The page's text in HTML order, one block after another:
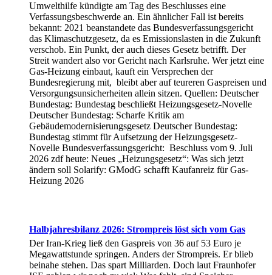
Umwelthilfe kündigte am Tag des Beschlusses eine
Verfassungsbeschwerde an. Ein ähnlicher Fall ist bereits
bekannt: 2021 beanstandete das Bundesverfassungsgericht
das Klimaschutzgesetz, da es Emissionslasten in die Zukunft
verschob. Ein Punkt, der auch dieses Gesetz betrifft. Der
Streit wandert also vor Gericht nach Karlsruhe. Wer jetzt eine
Gas-Heizung einbaut, kauft ein Versprechen der
Bundesregierung mit, bleibt aber auf teureren Gaspreisen und
Versorgungsunsicherheiten allein sitzen. Quellen: Deutscher
Bundestag: Bundestag beschließt Heizungsgesetz-Novelle
Deutscher Bundestag: Scharfe Kritik am
Gebäudemodernisierungsgesetz Deutscher Bundestag:
Bundestag stimmt für Aufsetzung der Heizungsgesetz-
Novelle Bundesverfassungsgericht: Beschluss vom 9. Juli
2026 zdf heute: Neues „Heizungsgesetz“: Was sich jetzt
ändern soll Solarify: GModG schafft Kaufanreiz für Gas-
Heizung 2026
Halbjahresbilanz 2026: Strompreis löst sich vom Gas
Der Iran-Krieg ließ den Gaspreis von 36 auf 53 Euro je
Megawattstunde springen. Anders der Strompreis. Er blieb
beinahe stehen. Das spart Milliarden. Doch laut Fraunhofer